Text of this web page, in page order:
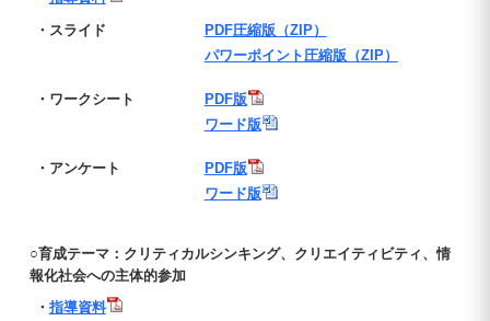
・スライド
PDF圧縮版（ZIP）
パワーポイント圧縮版（ZIP）
・ワークシート
PDF版
ワード版
・アンケート
PDF版
ワード版
○育成テーマ：クリティカルシンキング、クリエイティビティ、情
報化社会への主体的参加
・ 指導資料